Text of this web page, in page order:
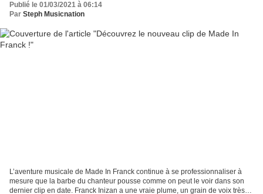
Publié le 01/03/2021 à 06:14
Par Steph Musicnation
L’aventure musicale de Made In Franck continue à se professionnaliser à
mesure que la barbe du chanteur pousse comme on peut le voir dans son
dernier clip en date. Franck Inizan a une vraie plume, un grain de voix très